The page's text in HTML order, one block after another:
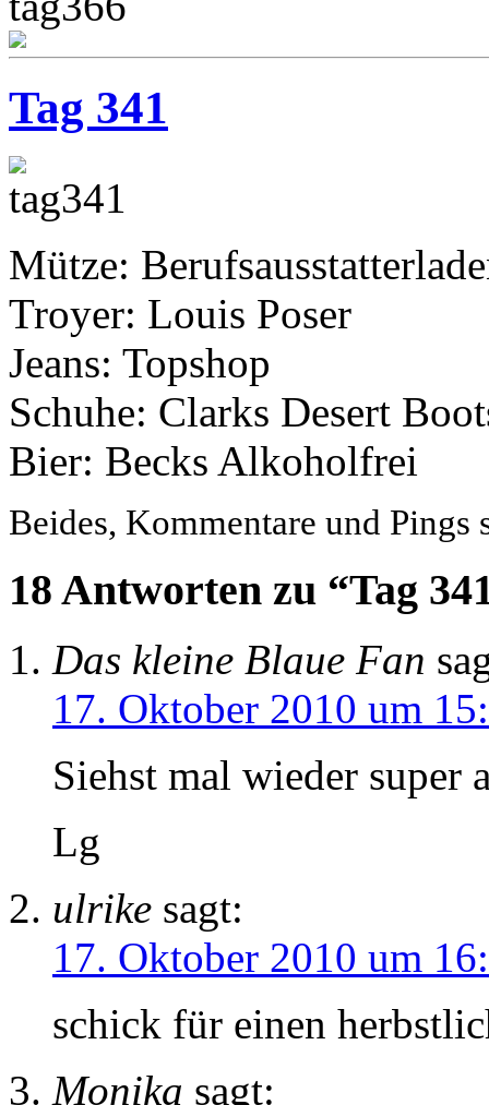
Tag 341
Mütze:
Troyer: Louis Poser
Jeans: Topshop
Schuhe: Clarks Desert
Bier: Becks Alkoholfrei
Beides, Kommentare und Pings
18 Antworten zu “Tag
Das kleine Blaue Fan
17. Oktober 2010 um
Siehst mal wieder super
Lg
ulrike sagt:
17. Oktober 2010 um
schick für einen
Monika sagt: